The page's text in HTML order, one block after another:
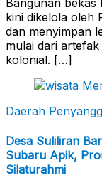
Bangunan bekas
kini dikelola oleh
dan menyimpan
mulai dari
kolonial. […]
Daerah
Desa Suliliran
Subaru Apik,
Silaturahmi